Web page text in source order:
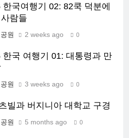
한국여행기 02: 82쿡 덕분에
람들
원 2 weeks ago 0
한국 여행기 01: 대통령과 만
원 3 weeks ago 0
빌과 버지니아 대학교 구경
원 5 months ago 0